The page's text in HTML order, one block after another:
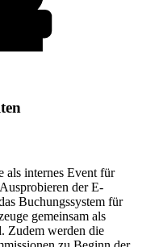
als internes Event für
der E-
Buchungssystem für
gemeinsam als
Zudem werden die